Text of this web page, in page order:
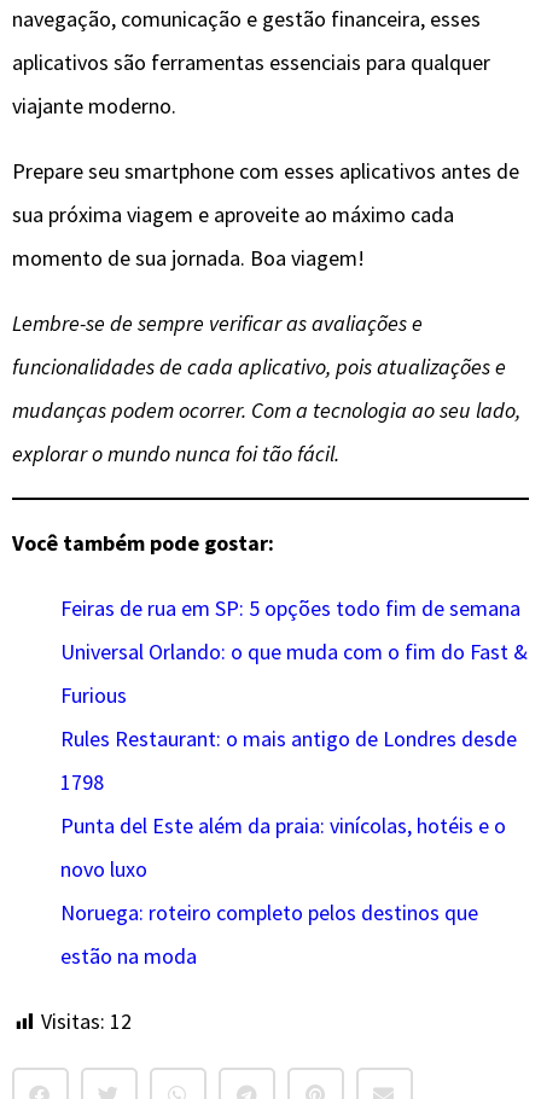
navegação, comunicação e gestão financeira, esses
aplicativos são ferramentas essenciais para qualquer
viajante moderno.
Prepare seu smartphone com esses aplicativos antes de
sua próxima viagem e aproveite ao máximo cada
momento de sua jornada. Boa viagem!
Lembre-se de sempre verificar as avaliações e
funcionalidades de cada aplicativo, pois atualizações e
mudanças podem ocorrer. Com a tecnologia ao seu lado,
explorar o mundo nunca foi tão fácil.
Você também pode gostar:
Feiras de rua em SP: 5 opções todo fim de semana
Universal Orlando: o que muda com o fim do Fast &
Furious
Rules Restaurant: o mais antigo de Londres desde
1798
Punta del Este além da praia: vinícolas, hotéis e o
novo luxo
Noruega: roteiro completo pelos destinos que
estão na moda
Visitas: 12